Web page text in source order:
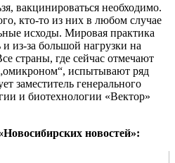
вакцинироваться необходимо.
кто-то из них в любом случае
исходы. Мировая практика
и из-за большой нагрузки на
страны, где сейчас отмечают
испытывают ряд
заместитель генерального
и биотехнологии «Вектор»
новостей»: